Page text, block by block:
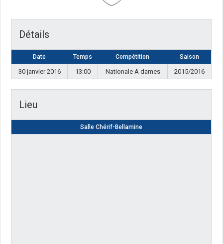
Détails
Date Temps Compétition Saison
30 janvier 2016 13:00 Nationale A dames 2015/2016
Lieu
Salle Chérif-Bellamine